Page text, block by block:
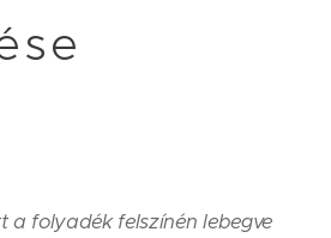
folyadék felszínén lebegve